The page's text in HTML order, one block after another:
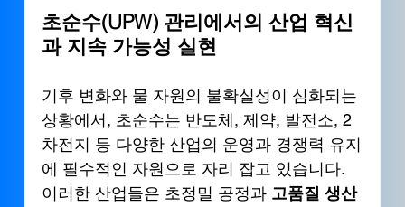
초순수(UPW) 관리에서의 산업 혁신
과 지속 가능성 실현
기후 변화와 물 자원의 불확실성이 심화되는
상황에서, 초순수는 반도체, 제약, 발전소, 2
차전지 등 다양한 산업의 운영과 경쟁력 유지
에 필수적인 자원으로 자리 잡고 있습니다.
이러한 산업들은 초정밀 공정과 고품질 생산